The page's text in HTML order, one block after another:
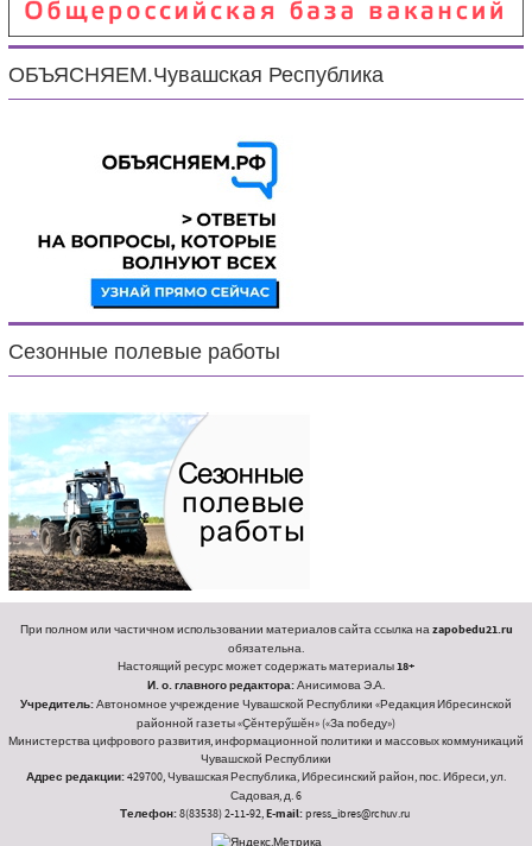
ОБЪЯСНЯЕМ.Чувашская Республика
Сезонные полевые работы
При полном или частичном использовании материалов сайта ссылка наzapobedu21.ru
обязательна.
Настоящий ресурс может содержать материалы18+
И. о. главного редактора:Анисимова Э.А.
Учредитель:Автономное учреждение Чувашской Республики «Редакция Ибресинской
районной газеты «Ҫӗнтерӳшӗн» («За победу»)
Министерства цифрового развития, информационной политики и массовых коммуникаций
Чувашской Республики
Адрес редакции:429700, Чувашская Республика, Ибресинский район, пос. Ибреси, ул.
Садовая, д. 6
Телефон:8(83538) 2-11-92,E-mail:press_ibres@rchuv.ru